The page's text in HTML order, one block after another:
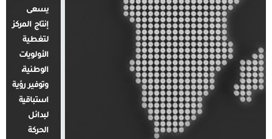
يسعى
إنتاج المركز
لتغطية
الأولويات
الوطنية،
وتوفير رؤية
استباقية
لبدائل
الحركة